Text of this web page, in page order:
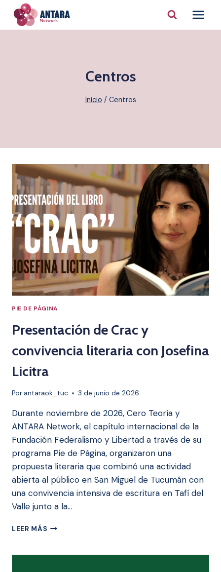
Saltar
contenido
Centros
Inicio / Centros
PIE DE PÁGINA
Presentación de Crac y
convivencia literaria con Josefina
Licitra
Por antaraok_tuc 3 de junio de 2026
Durante noviembre de 2026, Cero Teoría y
ANTARA Network, el capítulo internacional de la
Fundación Federalismo y Libertad a través de su
programa Pie de Página, organizaron una
propuesta literaria que combinó una actividad
abierta al público en San Miguel de Tucumán con
una convivencia intensiva de escritura en Tafí del
Valle junto a la…
LEER MÁSPRESENTACIÓN
Y